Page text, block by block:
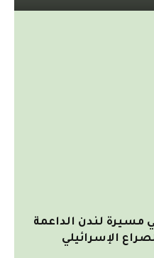
لندن الداعمة
الإسرائيلي